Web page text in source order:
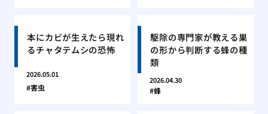
本にカビが生えたら現れ
るチャタテムシの恐怖
2026.05.01
害虫
駆除の専門家が教える巣
の形から判断する蜂の種
類
2026.04.30
蜂